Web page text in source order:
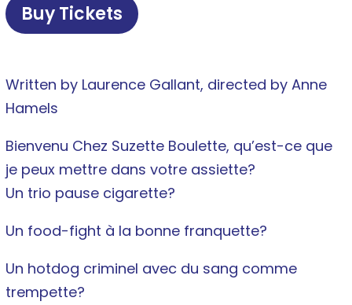
Buy Tickets
Written by Laurence Gallant, directed by Anne
Hamels
Bienvenu Chez Suzette Boulette, qu’est-ce que
je peux mettre dans votre assiette?
Un trio pause cigarette?
Un food-fight à la bonne franquette?
Un hotdog criminel avec du sang comme
trempette?